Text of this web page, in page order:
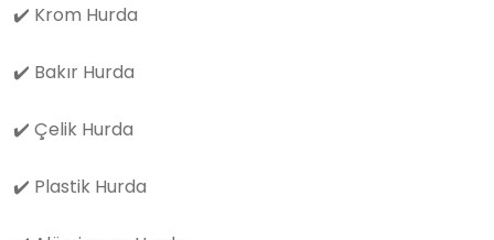
✔️ Krom Hurda
✔️ Bakır Hurda
✔️ Çelik Hurda
✔️ Plastik Hurda